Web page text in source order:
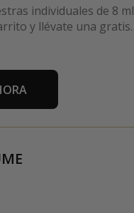
individuales de 8 ml
y llévate una gratis.